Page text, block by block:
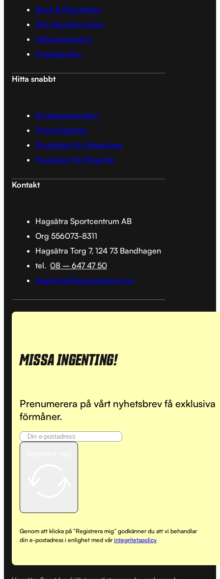
Butik & Öppettider
Om Hagsätra Sport
Integritetspolicy
Cookiepolicy
Hitta snabbt
Kunskapsportalen
Föreningsshop
Produkter för Utespelare
Produkter för Ringette
Kontakt
Hagsätra Sportcentrum AB
Org 556073-8311
Hagsätra Torg 7, 124 73 Bandhagen
tel. 08 – 647 47 50
hagsatra@hagsatrasport.se
MISSA INGENTING!
Prenumerera på vårt nyhetsbrev få exklusiva
förmåner.
Genom att klicka på ”Registrera mig” godkänner du att vi behandlar
din e-postadress i enlighet med vårintegritetspolicy